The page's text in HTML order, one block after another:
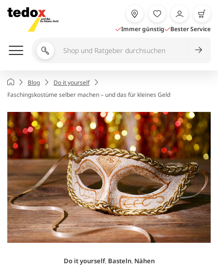
Inhalt
springen
Immer günstig Bester Service
Shop
Ratgeber
durchsuchen
Startseite
Blog
Do it yourself
Faschingskostüme selber machen – und das für kleines Geld
Do it yourself, Basteln, Nähen